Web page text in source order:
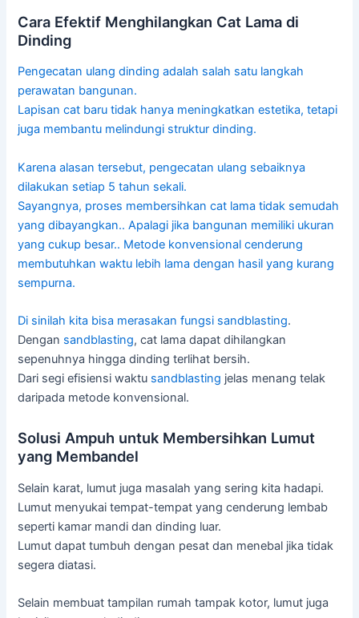
Cara Efektif Menghilangkan Cat Lama di
Dinding
Pengecatan ulang dinding adalah salah satu langkah
perawatan bangunan.
Lapisan cat baru tidak hanya meningkatkan estetika, tetapi
juga membantu melindungi struktur dinding.
Karena alasan tersebut, pengecatan ulang sebaiknya
dilakukan setiap 5 tahun sekali.
Sayangnya, proses membersihkan cat lama tidak semudah
yang dibayangkan.. Apalagi jika bangunan memiliki ukuran
yang cukup besar.. Metode konvensional cenderung
membutuhkan waktu lebih lama dengan hasil yang kurang
sempurna.
Di sinilah kita bisa merasakan fungsi sandblasting.
Dengan sandblasting, cat lama dapat dihilangkan
sepenuhnya hingga dinding terlihat bersih.
Dari segi efisiensi waktu sandblasting jelas menang telak
daripada metode konvensional.
Solusi Ampuh untuk Membersihkan Lumut
yang Membandel
Selain karat, lumut juga masalah yang sering kita hadapi.
Lumut menyukai tempat-tempat yang cenderung lembab
seperti kamar mandi dan dinding luar.
Lumut dapat tumbuh dengan pesat dan menebal jika tidak
segera diatasi.
Selain membuat tampilan rumah tampak kotor, lumut juga